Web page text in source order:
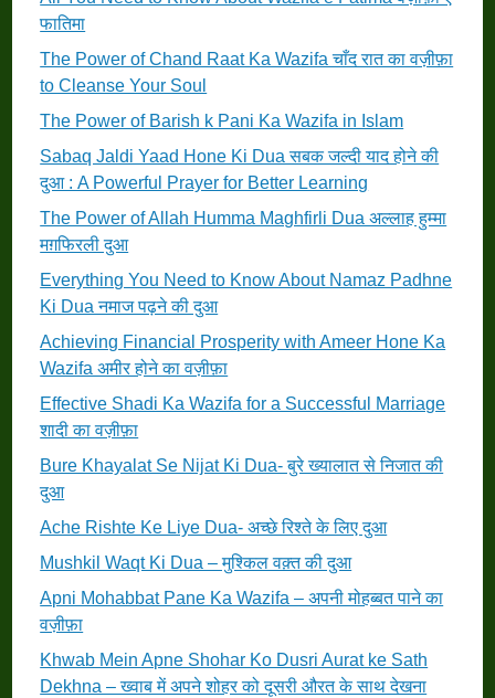
फातिमा
The Power of Chand Raat Ka Wazifa चाँद रात का वज़ीफ़ा
to Cleanse Your Soul
The Power of Barish k Pani Ka Wazifa in Islam
Sabaq Jaldi Yaad Hone Ki Dua सबक जल्दी याद होने की
दुआ : A Powerful Prayer for Better Learning
The Power of Allah Humma Maghfirli Dua अल्लाह हुम्मा
मग़फिरली दुआ
Everything You Need to Know About Namaz Padhne
Ki Dua नमाज पढ़ने की दुआ
Achieving Financial Prosperity with Ameer Hone Ka
Wazifa अमीर होने का वज़ीफ़ा
Effective Shadi Ka Wazifa for a Successful Marriage
शादी का वज़ीफ़ा
Bure Khayalat Se Nijat Ki Dua- बुरे ख्यालात से निजात की
दुआ
Ache Rishte Ke Liye Dua- अच्छे रिश्ते के लिए दुआ
Mushkil Waqt Ki Dua – मुश्किल वक़्त की दुआ
Apni Mohabbat Pane Ka Wazifa – अपनी मोहब्बत पाने का
वज़ीफ़ा
Khwab Mein Apne Shohar Ko Dusri Aurat ke Sath
Dekhna – ख्वाब में अपने शोहर को दूसरी औरत के साथ देखना